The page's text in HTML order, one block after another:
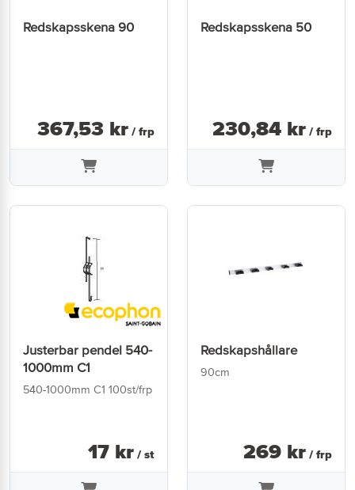
Redskapsskena 90
367,53 kr / frp
Redskapsskena 50
230,84 kr / frp
Justerbar pendel 540-
1000mm C1
540-1000mm C1 100st/frp
17 kr / st
Redskapshållare
90cm
269 kr / frp